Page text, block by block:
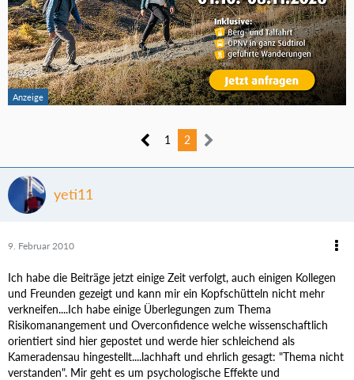
1 2
yeti11
9. Februar 2010
Ich habe die Beiträge jetzt einige Zeit verfolgt, auch einigen Kollegen
und Freunden gezeigt und kann mir ein Kopfschütteln nicht mehr
verkneifen....Ich habe einige Überlegungen zum Thema
Risikomanangement und Overconfidence welche wissenschaftlich
orientiert sind hier gepostet und werde hier schleichend als
Kameradensau hingestellt....lachhaft und ehrlich gesagt: "Thema nicht
verstanden". Mir geht es um psychologische Effekte und